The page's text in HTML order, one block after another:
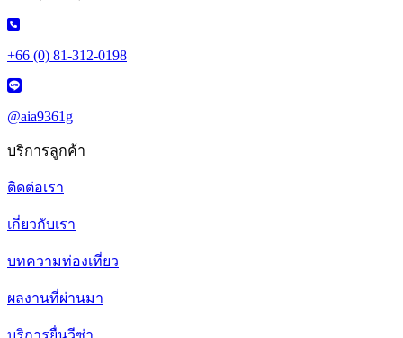
+66 (0) 81-312-0198
@aia9361g
บริการลูกค้า
ติดต่อเรา
เกี่ยวกับเรา
บทความท่องเที่ยว
ผลงานที่ผ่านมา
บริการยื่นวีซ่า